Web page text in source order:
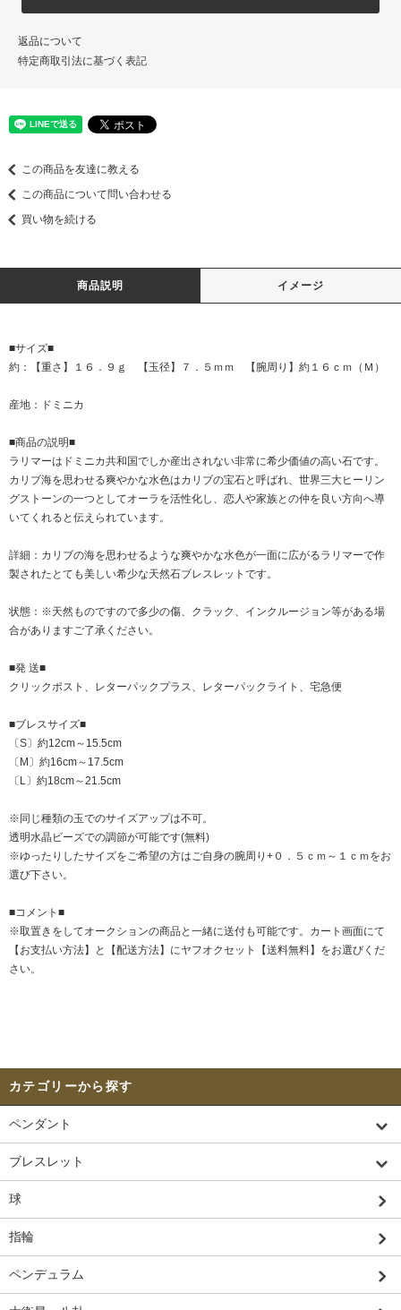
返品について
特定商取引法に基づく表記
この商品を友達に教える
この商品について問い合わせる
買い物を続ける
商品説明 イメージ
■サイズ■
約：【重さ】１６．９ｇ 【玉径】７．５ｍｍ 【腕周り】約１６ｃｍ（Ｍ）
産地：ドミニカ
■商品の説明■
ラリマーはドミニカ共和国でしか産出されない非常に希少価値の高い石です。
カリブ海を思わせる爽やかな水色はカリブの宝石と呼ばれ、世界三大ヒーリン
グストーンの一つとしてオーラを活性化し、恋人や家族との仲を良い方向へ導
いてくれると伝えられています。
詳細：カリブの海を思わせるような爽やかな水色が一面に広がるラリマーで作
製されたとても美しい希少な天然石ブレスレットです。
状態：※天然ものですので多少の傷、クラック、インクルージョン等がある場
合がありますご了承ください。
■発 送■
クリックポスト、レターパックプラス、レターパックライト、宅急便
■ブレスサイズ■
〔S〕約12cm～15.5cm
〔M〕約16cm～17.5cm
〔L〕約18cm～21.5cm
※同じ種類の玉でのサイズアップは不可。
透明水晶ビーズでの調節が可能です(無料)
※ゆったりしたサイズをご希望の方はご自身の腕周り+０．５ｃｍ～１ｃｍをお
選び下さい。
■コメント■
※取置きをしてオークションの商品と一緒に送付も可能です。カート画面にて
【お支払い方法】と【配送方法】にヤフオクセット【送料無料】をお選びくだ
さい。
カテゴリーから探す
ペンダント
ブレスレット
球
指輪
ペンデュラム